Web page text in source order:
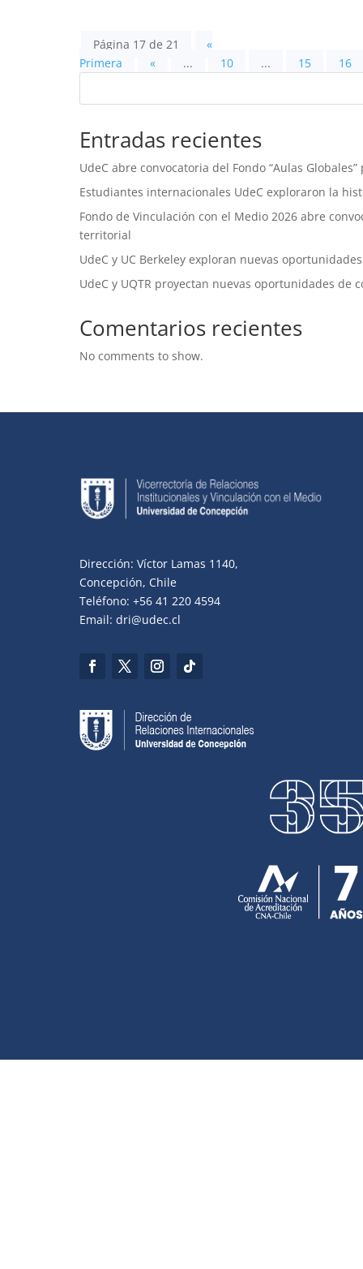
Página 17 de 21
«
Primera
« ... 10 ... 15 16
Entradas recientes
UdeC abre convocatoria del Fondo “Aulas
Estudiantes internacionales UdeC exploraron la
Fondo de Vinculación con el Medio 2026 abre
territorial
UdeC y UC Berkeley exploran nuevas
UdeC y UQTR proyectan nuevas oportunidades de
Comentarios recientes
No comments to show.
Dirección: Víctor Lamas 1140,
Concepción, Chile
Teléfono: +56 41 220 4594
Email: dri@udec.cl